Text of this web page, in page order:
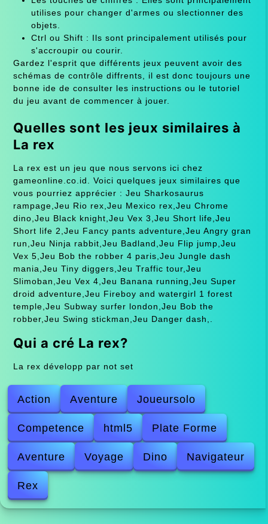
utilises pour changer d'armes ou slectionner des
objets.
Ctrl ou Shift : Ils sont principalement utilisés pour
s'accroupir ou courir.
Gardez l'esprit que différents jeux peuvent avoir des
schémas de contrôle diffrents, il est donc toujours une
bonne ide de consulter les instructions ou le tutoriel
du jeu avant de commencer à jouer.
Quelles sont les jeux similaires à
La rex
La rex est un jeu que nous servons ici chez
gameonline.co.id. Voici quelques jeux similaires que
vous pourriez apprécier : Jeu Sharkosaurus
rampage,Jeu Rio rex,Jeu Mexico rex,Jeu Chrome
dino,Jeu Black knight,Jeu Vex 3,Jeu Short life,Jeu
Short life 2,Jeu Fancy pants adventure,Jeu Angry gran
run,Jeu Ninja rabbit,Jeu Badland,Jeu Flip jump,Jeu
Vex 5,Jeu Bob the robber 4 paris,Jeu Jungle dash
mania,Jeu Tiny diggers,Jeu Traffic tour,Jeu
Slimoban,Jeu Vex 4,Jeu Banana running,Jeu Super
droid adventure,Jeu Fireboy and watergirl 1 forest
temple,Jeu Subway surfer london,Jeu Bob the
robber,Jeu Swing stickman,Jeu Danger dash,.
Qui a cré La rex?
La rex développ par not set
Action Aventure Joueursolo
Competence html5 Plate Forme
Aventure Voyage Dino Navigateur
Rex